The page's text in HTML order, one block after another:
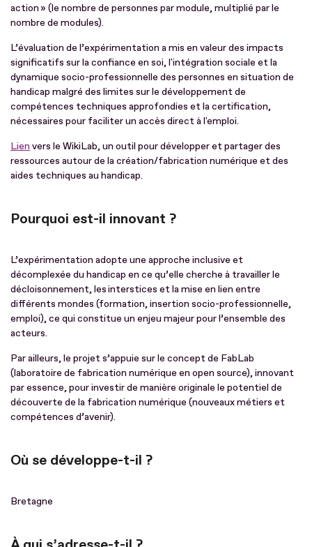
action » (le nombre de personnes par module, multiplié par le
nombre de modules).
L’évaluation de l’expérimentation a mis en valeur des impacts
significatifs sur la confiance en soi, l'intégration sociale et la
dynamique socio-professionnelle des personnes en situation de
handicap malgré des limites sur le développement de
compétences techniques approfondies et la certification,
nécessaires pour faciliter un accès direct à l'emploi.
Lien vers le WikiLab, un outil pour développer et partager des
ressources autour de la création/fabrication numérique et des
aides techniques au handicap.
Pourquoi est-il innovant ?
L’expérimentation adopte une approche inclusive et
décomplexée du handicap en ce qu’elle cherche à travailler le
décloisonnement, les interstices et la mise en lien entre
différents mondes (formation, insertion socio-professionnelle,
emploi), ce qui constitue un enjeu majeur pour l’ensemble des
acteurs.
Par ailleurs, le projet s’appuie sur le concept de FabLab
(laboratoire de fabrication numérique en open source), innovant
par essence, pour investir de manière originale le potentiel de
découverte de la fabrication numérique (nouveaux métiers et
compétences d’avenir).
Où se développe-t-il ?
Bretagne